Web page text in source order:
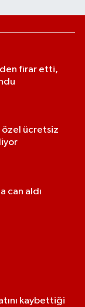
firar etti,
özel ücretsiz
can aldı
kaybettiği